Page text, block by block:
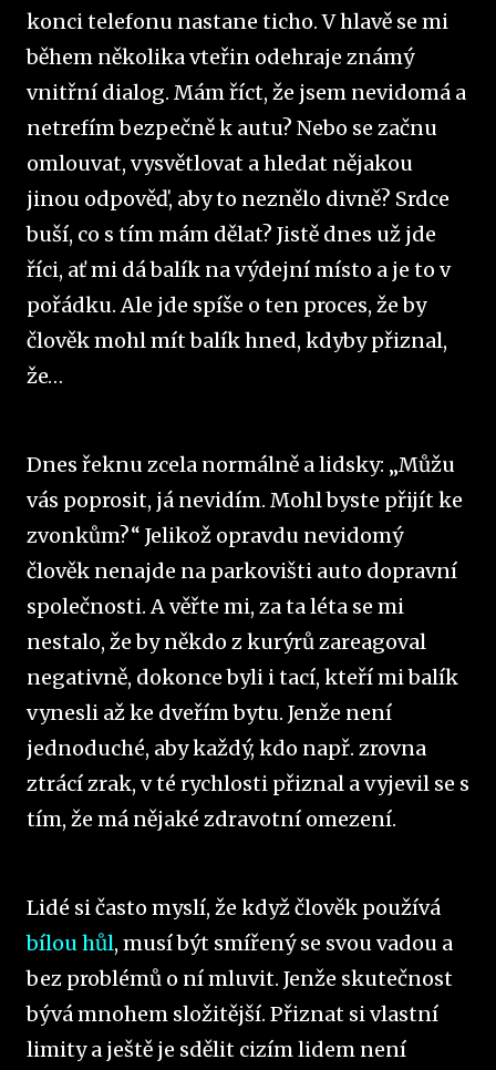
konci telefonu nastane ticho. V hlavě se mi
během několika vteřin odehraje známý
vnitřní dialog. Mám říct, že jsem nevidomá a
netrefím bezpečně k autu? Nebo se začnu
omlouvat, vysvětlovat a hledat nějakou
jinou odpověď, aby to neznělo divně? Srdce
buší, co s tím mám dělat? Jistě dnes už jde
říci, ať mi dá balík na výdejní místo a je to v
pořádku. Ale jde spíše o ten proces, že by
člověk mohl mít balík hned, kdyby přiznal,
že…
Dnes řeknu zcela normálně a lidsky: „Můžu
vás poprosit, já nevidím. Mohl byste přijít ke
zvonkům?“ Jelikož opravdu nevidomý
člověk nenajde na parkovišti auto dopravní
společnosti. A věřte mi, za ta léta se mi
nestalo, že by někdo z kurýrů zareagoval
negativně, dokonce byli i tací, kteří mi balík
vynesli až ke dveřím bytu. Jenže není
jednoduché, aby každý, kdo např. zrovna
ztrácí zrak, v té rychlosti přiznal a vyjevil se s
tím, že má nějaké zdravotní omezení.
Lidé si často myslí, že když člověk používá
bílou hůl, musí být smířený se svou vadou a
bez problémů o ní mluvit. Jenže skutečnost
bývá mnohem složitější. Přiznat si vlastní
limity a ještě je sdělit cizím lidem není